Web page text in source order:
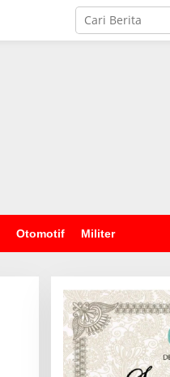
Otomotif Militer